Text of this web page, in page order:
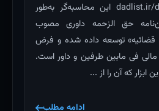
لینک دسترسی: dadlist.ir/davari این محاسبه‌گر به‌طور
حق الزحمه داوری مصوب
قوه قضائیه» توسعه داده شده و فرض
فی مابین طرفین و داور است.
ابزار که آن را از ...
ادامه مطلب